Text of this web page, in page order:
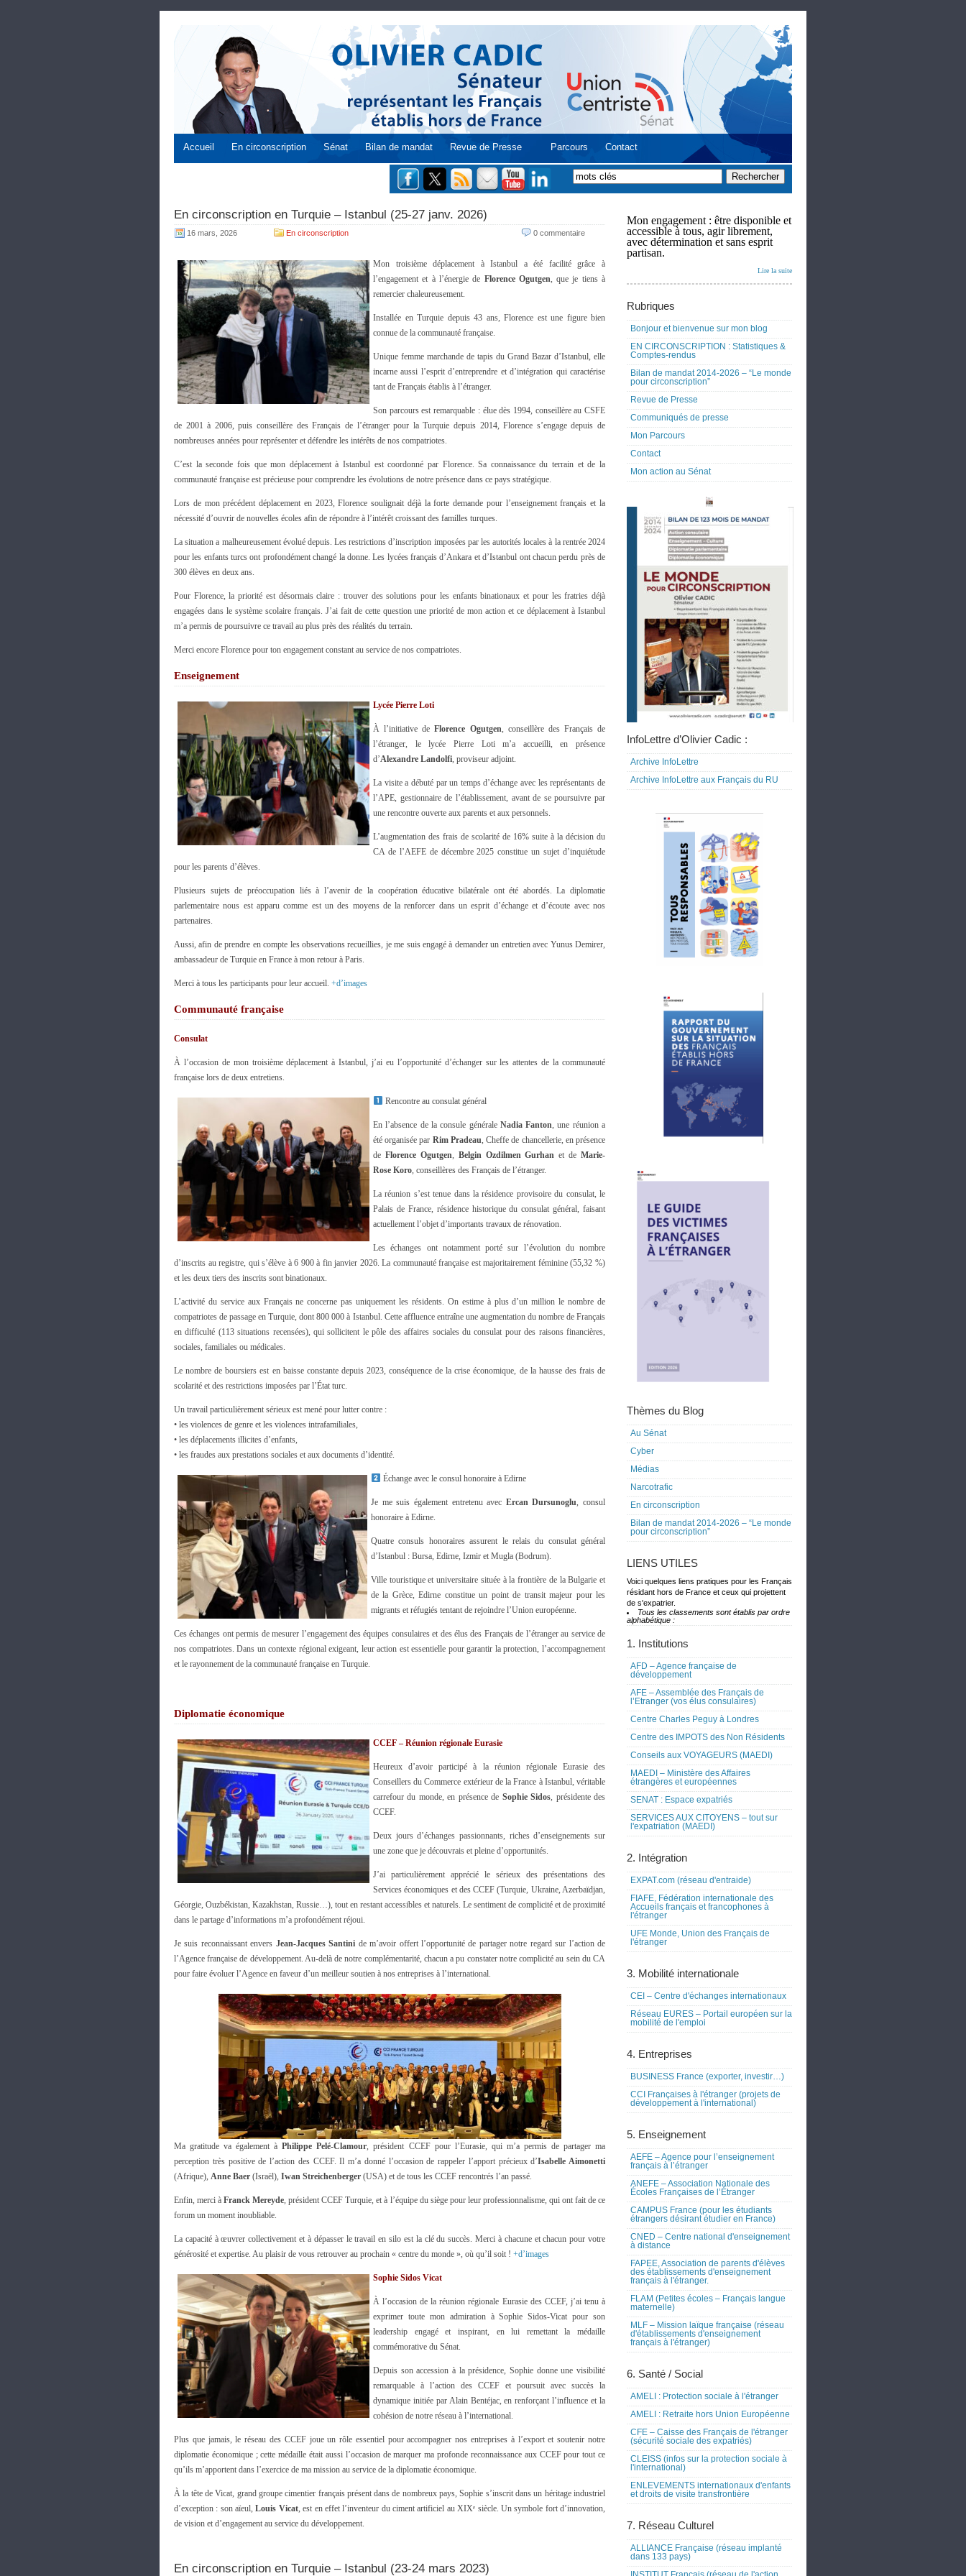
Accueil En circonscription Sénat Bilan de mandat Revue de Presse Parcours Contact
En circonscription en Turquie – Istanbul (25-27 janv. 2026)
16 mars, 2026 En circonscription 0 commentaire
Mon troisième déplacement à Istanbul a été facilité grâce à
l’engagement et à l’énergie de Florence Ogutgen, que je tiens à
remercier chaleureusement.
Installée en Turquie depuis 43 ans, Florence est une figure bien
connue de la communauté française.
Unique femme marchande de tapis du Grand Bazar d’Istanbul, elle
incarne aussi l’esprit d’entreprendre et d’intégration qui caractérise
tant de Français établis à l’étranger.
Son parcours est remarquable : élue dès 1994, conseillère au CSFE
de 2001 à 2006, puis conseillère des Français de l’étranger pour la Turquie depuis 2014, Florence s’engage depuis de
nombreuses années pour représenter et défendre les intérêts de nos compatriotes.
C’est la seconde fois que mon déplacement à Istanbul est coordonné par Florence. Sa connaissance du terrain et de la
communauté française est précieuse pour comprendre les évolutions de notre présence dans ce pays stratégique.
Lors de mon précédent déplacement en 2023, Florence soulignait déjà la forte demande pour l’enseignement français et la
nécessité d’ouvrir de nouvelles écoles afin de répondre à l’intérêt croissant des familles turques.
La situation a malheureusement évolué depuis. Les restrictions d’inscription imposées par les autorités locales à la rentrée 2024
pour les enfants turcs ont profondément changé la donne. Les lycées français d’Ankara et d’Istanbul ont chacun perdu près de
300 élèves en deux ans.
Pour Florence, la priorité est désormais claire : trouver des solutions pour les enfants binationaux et pour les fratries déjà
engagées dans le système scolaire français. J’ai fait de cette question une priorité de mon action et ce déplacement à Istanbul
m’a permis de poursuivre ce travail au plus près des réalités du terrain.
Merci encore Florence pour ton engagement constant au service de nos compatriotes.
Enseignement
Lycée Pierre Loti
À l’initiative deFlorence Ogutgen, conseillère des Français de
l’étranger, le lycée Pierre Loti m’a accueilli, en présence
d’Alexandre Landolfi, proviseur adjoint.
La visite a débuté par un temps d’échange avec les représentants de
l’APE, gestionnaire de l’établissement, avant de se poursuivre par
une rencontre ouverte aux parents et aux personnels.
L’augmentation des frais de scolarité de 16% suite à la décision du
CA de l’AEFE de décembre 2025 constitue un sujet d’inquiétude
pour les parents d’élèves.
Plusieurs sujets de préoccupation liés à l’avenir de la coopération éducative bilatérale ont été abordés. La diplomatie
parlementaire nous est apparu comme est un des moyens de la renforcer dans un esprit d’échange et d’écoute avec nos
partenaires.
Aussi, afin de prendre en compte les observations recueillies, je me suis engagé à demander un entretien avec Yunus Demirer,
ambassadeur de Turquie en France à mon retour à Paris.
Merci à tous les participants pour leur accueil. +d’images
Communauté française
Consulat
À l’occasion de mon troisième déplacement à Istanbul, j’ai eu l’opportunité d’échanger sur les attentes de la communauté
française lors de deux entretiens.
Rencontre au consulat général
En l’absence de la consule générale Nadia Fanton, une réunion a
été organisée par Rim Pradeau, Cheffe de chancellerie, en présence
de Florence Ogutgen, Belgin Ozdilmen Gurhan et de Marie-
Rose Koro, conseillères des Français de l’étranger.
La réunion s’est tenue dans la résidence provisoire du consulat, le
Palais de France, résidence historique du consulat général, faisant
actuellement l’objet d’importants travaux de rénovation.
Les échanges ont notamment porté sur l’évolution du nombre
d’inscrits au registre, qui s’élève à 6 900 à fin janvier 2026. La communauté française est majoritairement féminine (55,32 %)
et les deux tiers des inscrits sont binationaux.
L’activité du service aux Français ne concerne pas uniquement les résidents. On estime à plus d’un million le nombre de
compatriotes de passage en Turquie, dont 800 000 à Istanbul. Cette affluence entraîne une augmentation du nombre de Français
en difficulté (113 situations recensées), qui sollicitent le pôle des affaires sociales du consulat pour des raisons financières,
sociales, familiales ou médicales.
Le nombre de boursiers est en baisse constante depuis 2023, conséquence de la crise économique, de la hausse des frais de
scolarité et des restrictions imposées par l’État turc.
Un travail particulièrement sérieux est mené pour lutter contre :
• les violences de genre et les violences intrafamiliales,
• les déplacements illicites d’enfants,
• les fraudes aux prestations sociales et aux documents d’identité.
Échange avec le consul honoraire à Edirne
Je me suis également entretenu avec Ercan Dursunoglu, consul
honoraire à Edirne.
Quatre consuls honoraires assurent le relais du consulat général
d’Istanbul : Bursa, Edirne, Izmir et Mugla (Bodrum).
Ville touristique et universitaire située à la frontière de la Bulgarie et
de la Grèce, Edirne constitue un point de transit majeur pour les
migrants et réfugiés tentant de rejoindre l’Union européenne.
Ces échanges ont permis de mesurer l’engagement des équipes consulaires et des élus des Français de l’étranger au service de
nos compatriotes. Dans un contexte régional exigeant, leur action est essentielle pour garantir la protection, l’accompagnement
et le rayonnement de la communauté française en Turquie.
Diplomatie économique
CCEF – Réunion régionale Eurasie
Heureux d’avoir participé à la réunion régionale Eurasie des
Conseillers du Commerce extérieur de la France à Istanbul, véritable
carrefour du monde, en présence de Sophie Sidos, présidente des
CCEF.
Deux jours d’échanges passionnants, riches d’enseignements sur
une zone que je découvrais et pleine d’opportunités.
J’ai particulièrement apprécié le sérieux des présentations des
Services économiques et des CCEF (Turquie, Ukraine, Azerbaïdjan,
Géorgie, Ouzbékistan, Kazakhstan, Russie…), tout en restant accessibles et naturels. Le sentiment de complicité et de proximité
dans le partage d’informations m’a profondément réjoui.
Je suis reconnaissant envers Jean-Jacques Santini de m’avoir offert l’opportunité de partager notre regard sur l’action de
l’Agence française de développement. Au-delà de notre complémentarité, chacun a pu constater notre complicité au sein du CA
pour faire évoluer l’Agence en faveur d’un meilleur soutien à nos entreprises à l’international.
Ma gratitude va également àPhilippe Pelé-Clamour, président CCEF pour l’Eurasie, qui m’a permis de partager ma
perception très positive de l’action des CCEF. Il m’a donné l’occasion de rappeler l’apport précieux d’Isabelle Aimonetti
(Afrique), Anne Baer (Israël), Iwan Streichenberger (USA) et de tous les CCEF rencontrés l’an passé.
Enfin, merci àFranck Mereyde, président CCEF Turquie, et à l’équipe du siège pour leur professionnalisme, qui ont fait de ce
forum un moment inoubliable.
La capacité à œuvrer collectivement et à dépasser le travail en silo est la clé du succès. Merci à chacune et chacun pour votre
générosité et expertise. Au plaisir de vous retrouver au prochain « centre du monde », où qu’il soit ! +d’images
Sophie Sidos Vicat
À l’occasion de la réunion régionale Eurasie des CCEF, j’ai tenu à
exprimer toute mon admiration à Sophie Sidos-Vicat pour son
leadership engagé et inspirant, en lui remettant la médaille
commémorative du Sénat.
Depuis son accession à la présidence, Sophie donne une visibilité
remarquable à l’action des CCEF et poursuit avec succès la
dynamique initiée par Alain Bentéjac, en renforçant l’influence et la
cohésion de notre réseau à l’international.
Plus que jamais, le réseau des CCEF joue un rôle essentiel pour accompagner nos entreprises à l’export et soutenir notre
diplomatie économique ; cette médaille était aussi l’occasion de marquer ma profonde reconnaissance aux CCEF pour tout ce
qu’ils m’apportent dans l’exercice de ma mission au service de la diplomatie économique.
À la tête de Vicat, grand groupe cimentier français présent dans de nombreux pays, Sophie s’inscrit dans un héritage industriel
d’exception : son aïeul,Louis Vicat, est en effet l’inventeur du ciment artificiel au XIXᵉ siècle. Un symbole fort d’innovation,
de vision et d’engagement au service du développement.
En circonscription en Turquie – Istanbul (23-24 mars 2023)
Mon engagement : être disponible et
accessible à tous, agir librement,
avec détermination et sans esprit
partisan.
Lire la suite
Rubriques
Bonjour et bienvenue sur mon blog
EN CIRCONSCRIPTION : Statistiques &
Comptes-rendus
Bilan de mandat 2014-2026 – “Le monde
pour circonscription”
Revue de Presse
Communiqués de presse
Mon Parcours
Contact
Mon action au Sénat
InfoLettre d’Olivier Cadic :
Archive InfoLettre
Archive InfoLettre aux Français du RU
Thèmes du Blog
Au Sénat
Cyber
Médias
Narcotrafic
En circonscription
Bilan de mandat 2014-2026 – “Le monde
pour circonscription”
LIENS UTILES
Voici quelques liens pratiques pour les Français
résidant hors de France et ceux qui projettent
de s'expatrier.
Tous les classements sont établis par ordre
alphabétique :
1. Institutions
AFD – Agence française de
développement
AFE – Assemblée des Français de
l’Etranger (vos élus consulaires)
Centre Charles Peguy à Londres
Centre des IMPOTS des Non Résidents
Conseils aux VOYAGEURS (MAEDI)
MAEDI – Ministère des Affaires
étrangères et européennes
SENAT : Espace expatriés
SERVICES AUX CITOYENS – tout sur
l'expatriation (MAEDI)
2. Intégration
EXPAT.com (réseau d'entraide)
FIAFE, Fédération internationale des
Accueils français et francophones à
l'étranger
UFE Monde, Union des Français de
l'étranger
3. Mobilité internationale
CEI – Centre d'échanges internationaux
Réseau EURES – Portail européen sur la
mobilité de l'emploi
4. Entreprises
BUSINESS France (exporter, investir…)
CCI Françaises à l'étranger (projets de
développement à l'international)
5. Enseignement
AEFE – Agence pour l’enseignement
français à l’étranger
ANEFE – Association Nationale des
Écoles Françaises de l’Étranger
CAMPUS France (pour les étudiants
étrangers désirant étudier en France)
CNED – Centre national d'enseignement
à distance
FAPEE, Association de parents d'élèves
des établissements d'enseignement
français à l'étranger.
FLAM (Petites écoles – Français langue
maternelle)
MLF – Mission laïque française (réseau
d'établissements d'enseignement
français à l'étranger)
6. Santé / Social
AMELI : Protection sociale à l'étranger
AMELI : Retraite hors Union Européenne
CFE – Caisse des Français de l'étranger
(sécurité sociale des expatriés)
CLEISS (infos sur la protection sociale à
l'international)
ENLEVEMENTS internationaux d'enfants
et droits de visite transfrontière
7. Réseau Culturel
ALLIANCE Française (réseau implanté
dans 133 pays)